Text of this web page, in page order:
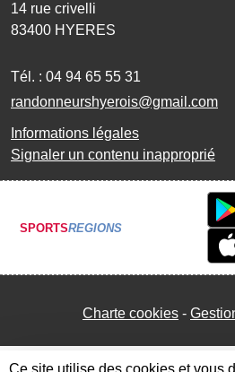
14 rue crivelli
83400 HYERES
Tél. : 04 94 65 55 31
randonneurshyerois@gmail.com
Informations légales
Signaler un contenu inapproprié
SPORTSREGIONS
Charte cookies
Ce site utilise des cookies et vous